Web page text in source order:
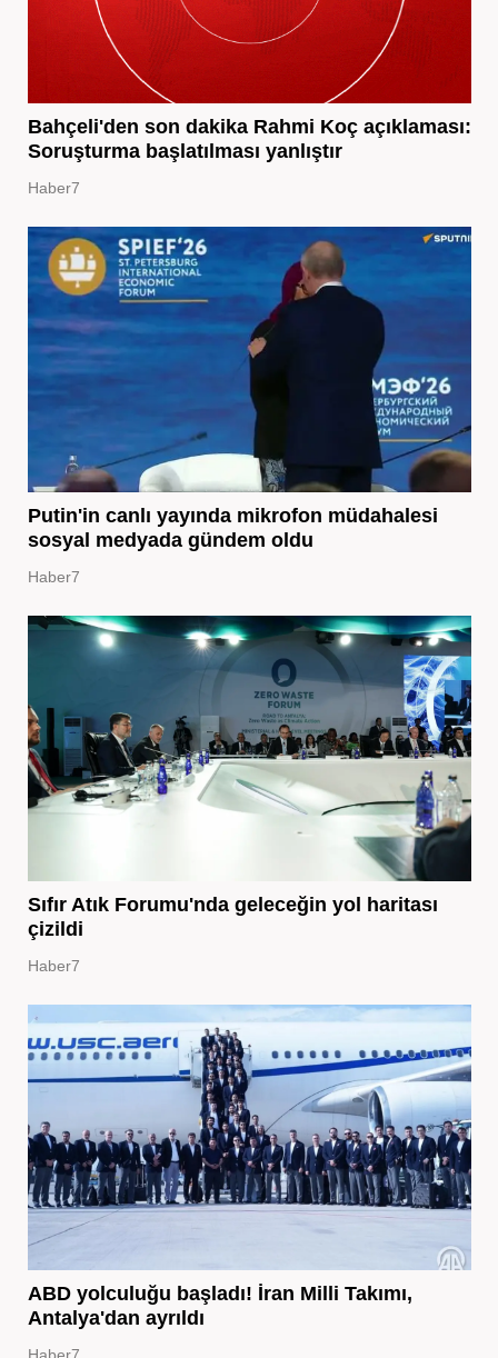
Bahçeli'den son dakika Rahmi Koç açıklaması:
Soruşturma başlatılması yanlıştır
Haber7
Putin'in canlı yayında mikrofon müdahalesi
sosyal medyada gündem oldu
Haber7
Sıfır Atık Forumu'nda geleceğin yol haritası
çizildi
Haber7
ABD yolculuğu başladı! İran Milli Takımı,
Antalya'dan ayrıldı